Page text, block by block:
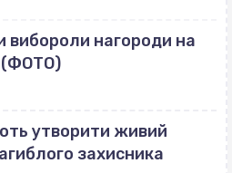
вибороли нагороди на
(ФОТО)
утворити живий
захисника